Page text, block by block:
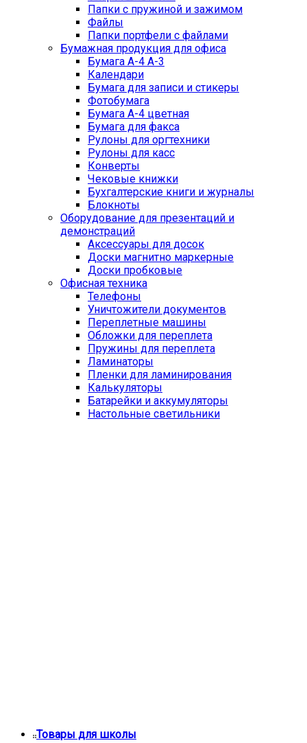
Папки с пружиной и зажимом
Файлы
Папки портфели с файлами
Бумажная продукция для офиса
Бумага А-4 А-3
Календари
Бумага для записи и стикеры
Фотобумага
Бумага А-4 цветная
Бумага для факса
Рулоны для оргтехники
Рулоны для касс
Конверты
Чековые книжки
Бухгалтерские книги и журналы
Блокноты
Оборудование для презентаций и
демонстраций
Аксессуары для досок
Доски магнитно маркерные
Доски пробковые
Офисная техника
Телефоны
Уничтожители документов
Переплетные машины
Обложки для переплета
Пружины для переплета
Ламинаторы
Пленки для ламинирования
Калькуляторы
Батарейки и аккумуляторы
Настольные светильники
Товары для школы